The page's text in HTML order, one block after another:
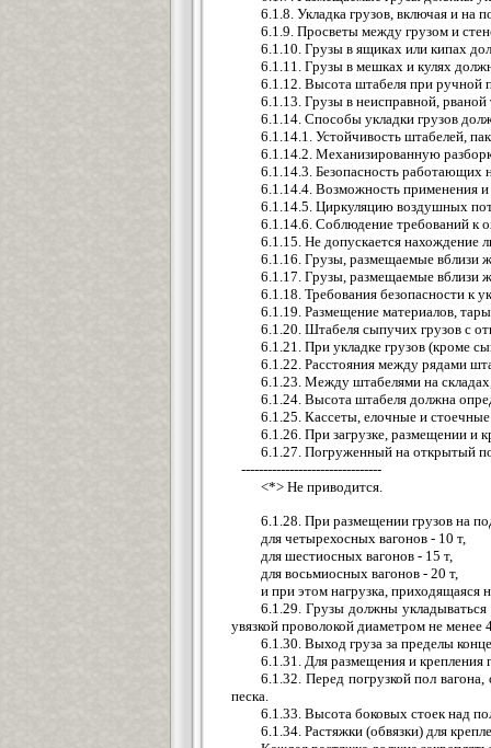
6.1.8. Укладка грузов, включая и на
6.1.9. Просветы между грузом и
6.1.10. Грузы в ящиках или кипах
6.1.11. Грузы в мешках и кулях
6.1.12. Высота штабеля при ручной
6.1.13. Грузы в неисправной,
6.1.14. Способы укладки грузов
6.1.14.1. Устойчивость штабелей,
6.1.14.2. Механизированную
6.1.14.3. Безопасность работающих
6.1.14.4. Возможность применения
6.1.14.5. Циркуляцию воздушных
6.1.14.6. Соблюдение требований к
6.1.15. Не допускается нахождение
6.1.16. Грузы, размещаемые вблизи
6.1.17. Грузы, размещаемые вблизи
6.1.18. Требования безопасности к
6.1.19. Размещение материалов,
6.1.20. Штабеля сыпучих грузов с
6.1.21. При укладке грузов (кроме
6.1.22. Расстояния между рядами
6.1.23. Между штабелями на
6.1.24. Высота штабеля должна
6.1.25. Кассеты, елочные и
6.1.26. При загрузке, размещении и
6.1.27. Погруженный на открытый
--------------------------------
<*> Не приводится.
6.1.28. При размещении грузов на
для четырехосных вагонов - 10 т,
для шестиосных вагонов - 15 т,
для восьмиосных вагонов - 20 т,
и при этом нагрузка, приходящаяся
6.1.29. Грузы должны
увязкой проволокой диаметром не
6.1.30. Выход груза за пределы
6.1.31. Для размещения и крепления
6.1.32. Перед погрузкой пол
песка.
6.1.33. Высота боковых стоек над
6.1.34. Растяжки (обвязки) для